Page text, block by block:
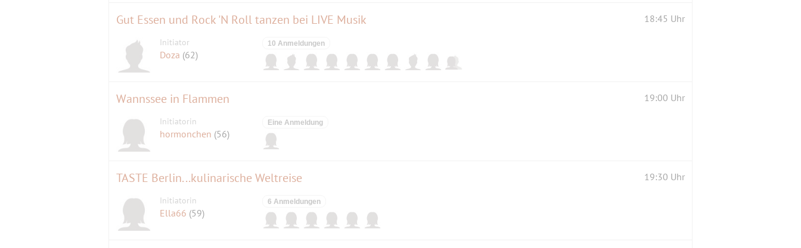
Gut Essen und Rock 'N Roll tanzen bei LIVE Musik 18:45 Uhr
Initiator
Doza (62)
10 Anmeldungen
Wannssee in Flammen 19:00 Uhr
Initiatorin
hormonchen (56)
Eine Anmeldung
TASTE Berlin...kulinarische Weltreise 19:30 Uhr
Initiatorin
Ella66 (59)
6 Anmeldungen